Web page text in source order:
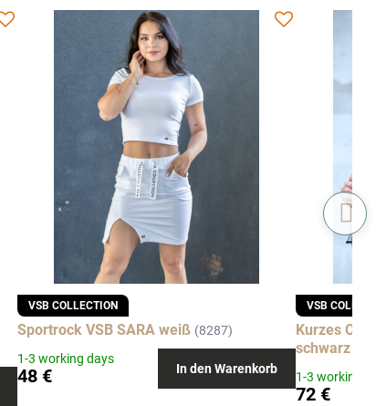
VSB COLLECTION
Sportrock VSB SARA weiß (8287)
1-3 working days
48 € In den Warenkorb
VSB
Kurzes
schwarz
1-3 working
72 €